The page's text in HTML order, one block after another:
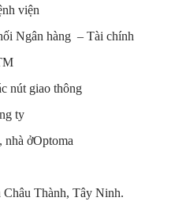
viện
Ngân hàng – Tài chính
nút giao thông
ty
nhà ởOptoma
Châu Thành, Tây Ninh.